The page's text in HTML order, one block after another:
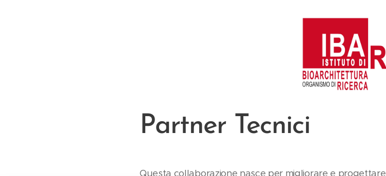
Partner Tecnici
Questa collaborazione nasce per migliorare e